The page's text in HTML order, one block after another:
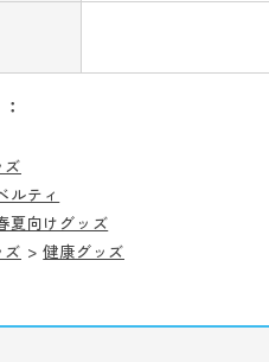
ズ
ルティ
夏向けグッズ
ズ >健康グッズ